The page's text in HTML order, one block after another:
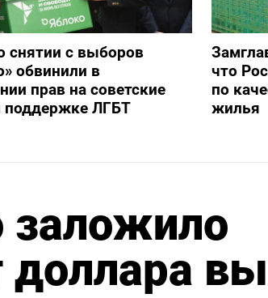
снятии с выборов
обвинили в
прав на советские
поддержке ЛГБТ
что
по
жилья
заложило